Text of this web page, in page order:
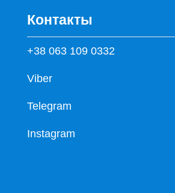
Контакты
+38 063 109 0332
Viber
Telegram
Instagram